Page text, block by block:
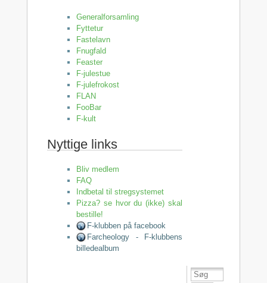
Generalforsamling
Fyttetur
Fastelavn
Fnugfald
Feaster
F-julestue
F-julefrokost
FLAN
FooBar
F-kult
Nyttige links
Bliv medlem
FAQ
Indbetal til stregsystemet
Pizza? se hvor du (ikke) skal
bestille!
F-klubben på facebook
Farcheology - F-klubbens
billedealbum